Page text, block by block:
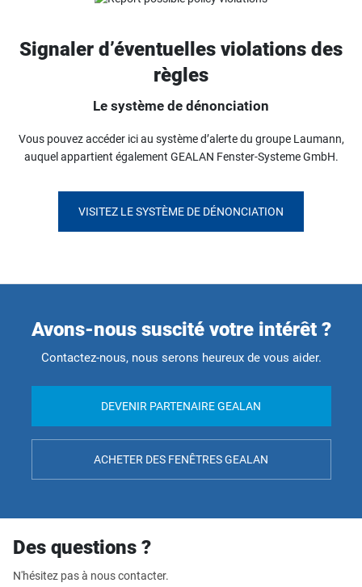
Signaler d’éventuelles violations des
règles
Le système de dénonciation
Vous pouvez accéder ici au système d’alerte du groupe Laumann,
auquel appartient également GEALAN Fenster-Systeme GmbH.
VISITEZ LE SYSTÈME DE DÉNONCIATION
Avons-nous suscité votre intérêt ?
Contactez-nous, nous serons heureux de vous aider.
DEVENIR PARTENAIRE GEALAN
ACHETER DES FENÊTRES GEALAN
Des questions ?
N'hésitez pas à nous contacter.